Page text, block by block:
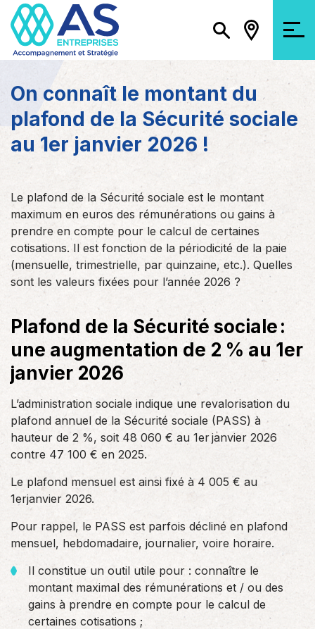
On connaît le montant du
plafond de la Sécurité sociale
au 1er janvier 2026 !
Le plafond de la Sécurité sociale est le montant
maximum en euros des rémunérations ou gains à
prendre en compte pour le calcul de certaines
cotisations. Il est fonction de la périodicité de la paie
(mensuelle, trimestrielle, par quinzaine, etc.). Quelles
sont les valeurs fixées pour l’année 2026 ?
Plafond de la Sécurité sociale :
une augmentation de 2 % au 1er
janvier 2026
L’administration sociale indique une revalorisation du
plafond annuel de la Sécurité sociale (PASS) à
hauteur de 2 %, soit 48 060 € au 1er janvier 2026
contre 47 100 € en 2025.
Le plafond mensuel est ainsi fixé à 4 005 € au
1erjanvier 2026.
Pour rappel, le PASS est parfois décliné en plafond
mensuel, hebdomadaire, journalier, voire horaire.
Il constitue un outil utile pour : connaître le
montant maximal des rémunérations et / ou des
gains à prendre en compte pour le calcul de
certaines cotisations ;